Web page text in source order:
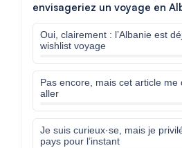
envisageriez un voyage en
Oui, clairement : l’Albanie est
wishlist voyage
Pas encore, mais cet article me
aller
Je suis curieux·se, mais je
pays pour l’instant